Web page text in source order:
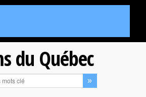
du Québec